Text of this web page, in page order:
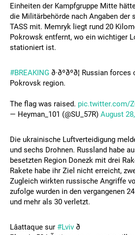
Einheiten der Kampfgruppe Mitte
die Militärbehörde nach Angaben
TASS mit. Memryk liegt rund 20
Pokrowsk entfernt, wo ein wichtiger
stationiert ist.
#BREAKING ð·ðºðºð¦
Pokrovsk region.
The flag was raised. pic.twitter.com/
— Heyman_101 (@SU_57R) August
Die ukrainische Luftverteidigung
und sechs Drohnen. Russland habe
besetzten Region Donezk mit drei
Rakete habe ihr Ziel nicht erreicht,
Zugleich wirkten russische Angriffe
zufolge wurden in den vergangenen
und mehr als 30 verletzt.
Lâattaque sur #Lviv ð